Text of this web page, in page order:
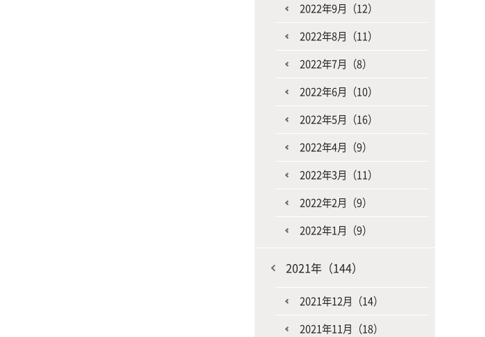
2022年9月（12）
2022年8月（11）
2022年7月（8）
2022年6月（10）
2022年5月（16）
2022年4月（9）
2022年3月（11）
2022年2月（9）
2022年1月（9）
2021年（144）
2021年12月（14）
2021年11月（18）